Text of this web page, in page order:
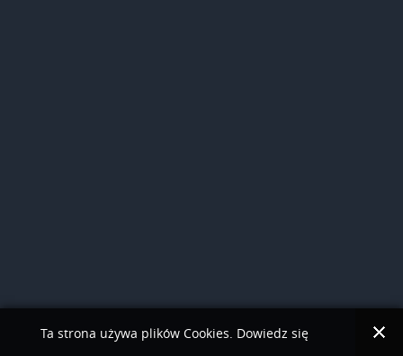
Ta strona używa plików Cookies. Dowiedz się